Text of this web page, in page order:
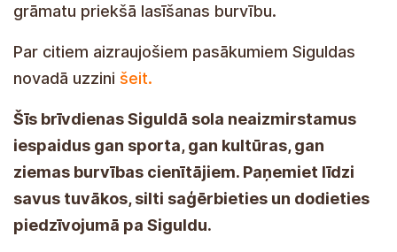
grāmatu priekšā lasīšanas burvību.
Par citiem aizraujošiem pasākumiem Siguldas
novadā uzzini šeit.
Šīs brīvdienas Siguldā sola neaizmirstamus
iespaidus gan sporta, gan kultūras, gan
ziemas burvības cienītājiem. Paņemiet līdzi
savus tuvākos, silti saģērbieties un dodieties
piedzīvojumā pa Siguldu.